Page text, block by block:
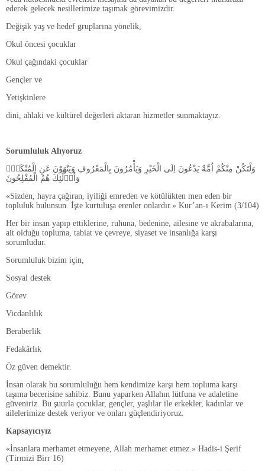
ederek gelecek nesillerimize taşımak görevimizdir.
Değişik yaş ve hedef gruplarına yönelik,
Okul öncesi çocuklar
Okul çağındaki çocuklar
Gençler ve
Yetişkinlere
dini, ahlaki ve kültürel değerleri aktaran hizmetler sunmaktayız.
Sorumluluk Alıyoruz
وَلْتَكُنْ مِنْكُمْ اُمَّةٌ يَدْعُونَ اِلَى الْخَيْرِ وَيَأْمُرُونَ بِالْمَعْرُوفِ وَيَنْهَوْنَ عَنِ الْمُنْكَرِۜ
وَاُو۬لٰٓئِكَ هُمُ الْمُفْلِحُونَ
«Sizden, hayra çağıran, iyiliği emreden ve kötülükten men eden bir
topluluk bulunsun. İşte kurtuluşa erenler onlardır.» Kur’an-ı Kerim (3/104)
Her bir insan yapıp ettiklerine, ruhuna, bedenine, ailesine ve akrabalarına,
ait olduğu topluma, tabiat ve çevreye, siyaset ve insanlığa karşı
sorumludur.
Sorumluluk bizim için,
Sosyal destek
Görev
Vicdanlılık
Beraberlik
Fedakârlık
Öz güven demektir.
İnsan olarak bu sorumluluğu hem kendimize karşı hem topluma karşı
taşıma becerisine sahibiz. Bunu yaparken Allahın lütfuna ve adaletine
güveniriz. Bu şuurla çocuklar, gençler, yaşlılar ile erkekler, kadınlar ve
ailelerimize destek veriyor ve onları güçlendiriyoruz.
Kapsayıcıyız
«İnsanlara merhamet etmeyene, Allah merhamet etmez.» Hadis-i Şerif
(Tirmizi Birr 16)